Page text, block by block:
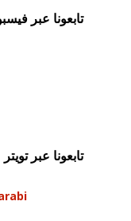
تابعونا عبر
تابعونا عبر تويتر